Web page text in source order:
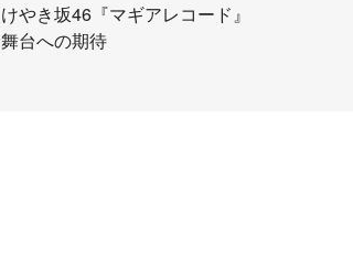
けやき坂46『マギアレコード』
舞台への期待